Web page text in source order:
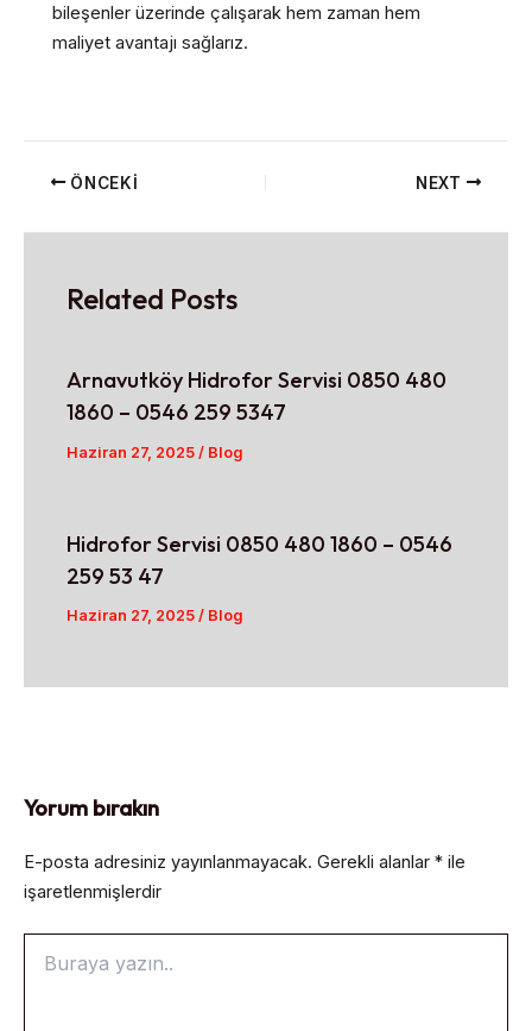
bileşenler üzerinde çalışarak hem zaman hem
maliyet avantajı sağlarız.
ÖNCEKI NEXT
Related Posts
Arnavutköy Hidrofor Servisi 0850 480
1860 – 0546 259 5347
Haziran 27, 2025/ Blog
Hidrofor Servisi 0850 480 1860 – 0546
259 53 47
Haziran 27, 2025/ Blog
Yorum bırakın
E-posta adresiniz yayınlanmayacak. Gerekli alanlar * ile
işaretlenmişlerdir
yazın..